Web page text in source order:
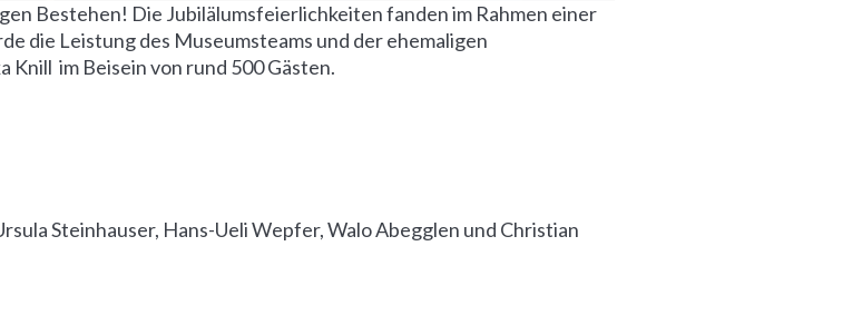
Bestehen! Die Jubilälumsfeierlichkeiten fanden im Rahmen einer
die Leistung des Museumsteams und der ehemaligen
im Beisein von rund 500 Gästen.
Steinhauser, Hans-Ueli Wepfer, Walo Abegglen und Christian